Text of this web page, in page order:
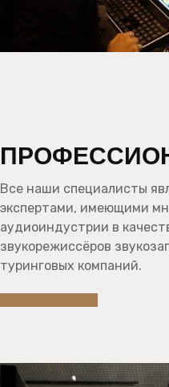
Все наши специалисты
экспертами, имеющими
аудиоиндустрии в
звукорежиссёров
туринговых компаний.